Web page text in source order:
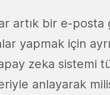
artık bir e-
yapmak için
zeka sistemi
anlayarak